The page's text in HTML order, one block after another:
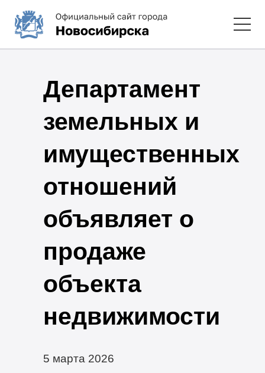
Департамент
земельных и
имущественных
отношений
объявляет о
продаже
объекта
недвижимости
5 марта 2026